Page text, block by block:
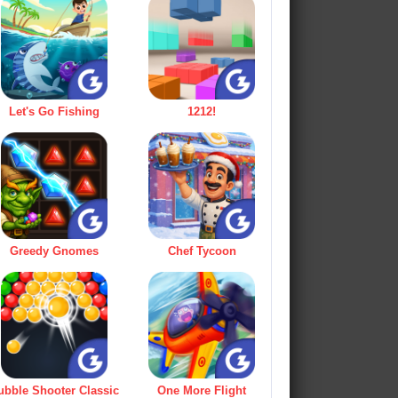
Let's Go Fishing 1212!
Greedy Gnomes Chef Tycoon
Shooter Classic One More Flight